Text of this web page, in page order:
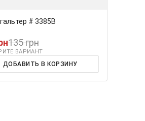
# 3385В
135 грн
ВАРИАНТ
ДОБАВИТЬ В КОРЗИНУ